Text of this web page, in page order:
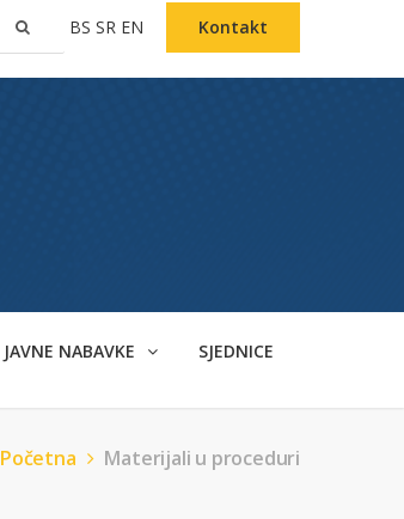
BS SR EN Kontakt
JAVNE NABAVKE SJEDNICE
Početna Materijali u proceduri